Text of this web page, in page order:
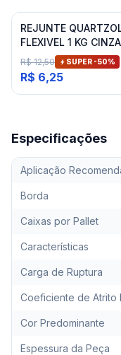
REJUNTE
FLEXIVEL 1 KG CINZA
ARTICO
R$ 12,50 SUPER -50%
R$ 6,25
Especificações
Aplicação
Borda
Caixas por Pallet
Características
Carga de Ruptura
Coeficiente de Atrito
Cor Predominante
Espessura da Peça